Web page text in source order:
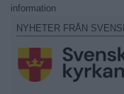
information
NYHETER FRÅN